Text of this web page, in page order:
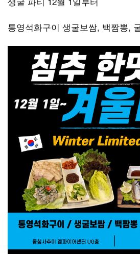
통영석화구이 생굴보쌈, 백짬뽕,